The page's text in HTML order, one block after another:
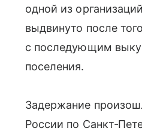
одной из
выдвинуто после
с последующим
поселения.
Задержание
России по